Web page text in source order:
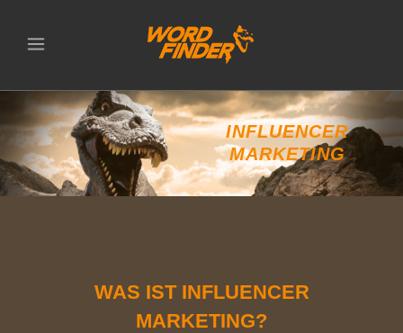
INFLUENCER
MARKETING
WAS IST INFLUENCER
MARKETING?